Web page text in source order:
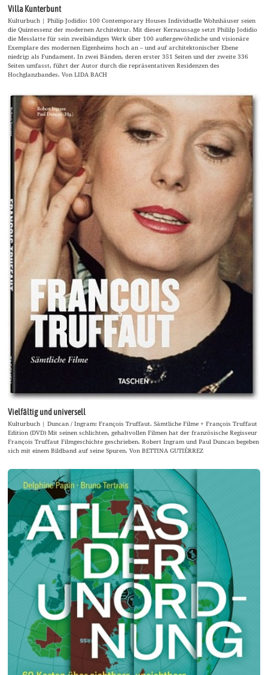
Villa Kunterbunt
Kulturbuch | Philip Jodidio: 100 Contemporary Houses Individuelle Wohnhäuser seien
die Quintessenz der modernen Architektur. Mit dieser Kernaussage setzt Phililp Jodidio
die Messlatte für sein zweibändiges Werk über 100 außergewöhnliche und visionäre
Exemplare des modernen Eigenheims hoch an – und auf architektonischer Ebene
niedrig: als Fundament. In zwei Bänden, deren erster 351 Seiten und der zweite 336
Seiten umfasst, führt der Autor durch die repräsentativen Residenzen des
Hochglanzbandes. Von LIDA BACH
Vielfältig und universell
Kulturbuch | Duncan / Ingram: François Truffaut. Sämtliche Filme + François Truffaut
Edition (DVD) Mit seinen schlichten, gehaltvollen Filmen hat der französische Regisseur
François Truffaut Filmgeschichte geschrieben. Robert Ingram und Paul Duncan begeben
sich mit einem Bildband auf seine Spuren. Von BETTINA GUTIÉRREZ